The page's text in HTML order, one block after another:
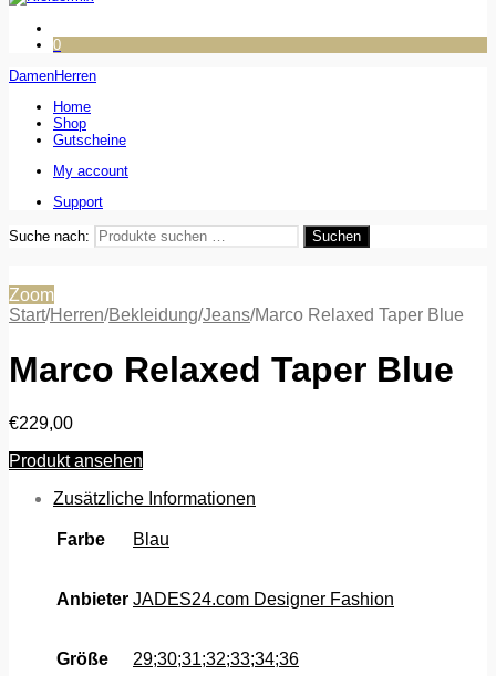
0
DamenHerren
Home
Shop
Gutscheine
My account
Support
Suche nach: Suchen
Zoom
Start/Herren/Bekleidung/Jeans/Marco Relaxed Taper Blue
Marco Relaxed Taper Blue
€229,00
Produkt ansehen
Zusätzliche Informationen
Farbe Blau
Anbieter JADES24.com Designer Fashion
Größe 29;30;31;32;33;34;36